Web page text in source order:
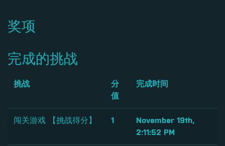
奖项
完成的挑战
挑战
分
值
完成时间
闯关游戏 【挑战得分】 1
November 19th,
2:11:52 PM